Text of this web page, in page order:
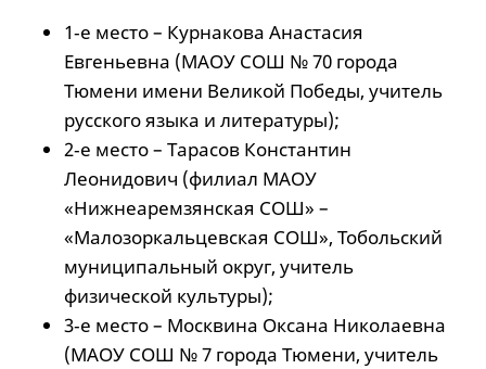
1‑е место – Курнакова Анастасия
Евгеньевна (МАОУ СОШ № 70 города
Тюмени имени Великой Победы, учитель
русского языка и литературы);
2‑е место – Тарасов Константин
Леонидович (филиал МАОУ
«Нижнеаремзянская СОШ» –
«Малозоркальцевская СОШ», Тобольский
муниципальный округ, учитель
физической культуры);
3‑е место – Москвина Оксана Николаевна
(МАОУ СОШ № 7 города Тюмени, учитель